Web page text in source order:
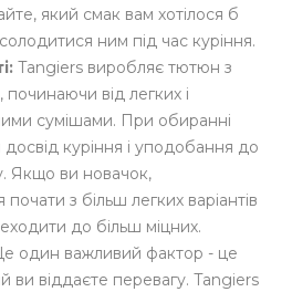
який смак вам хотілося б
ним під час куріння.
Tangiers виробляє тютюн з
починаючи від легких і
сумішами. При обиранні
куріння і уподобання до
Якщо ви новачок,
з більш легких варіантів
до більш міцних.
один важливий фактор - це
ви віддаєте перевагу. Tangiers